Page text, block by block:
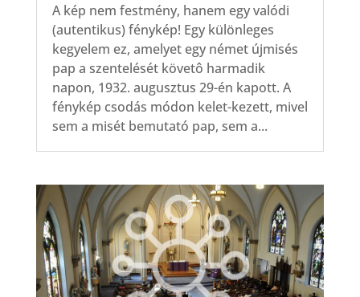
A kép nem festmény, hanem egy valódi
(autentikus) fénykép! Egy különleges
kegyelem ez, amelyet egy német újmisés
pap a szentelését követô harmadik
napon, 1932. augusztus 29-én kapott. A
fénykép csodás módon kelet-kezett, mivel
sem a misét bemutató pap, sem a...